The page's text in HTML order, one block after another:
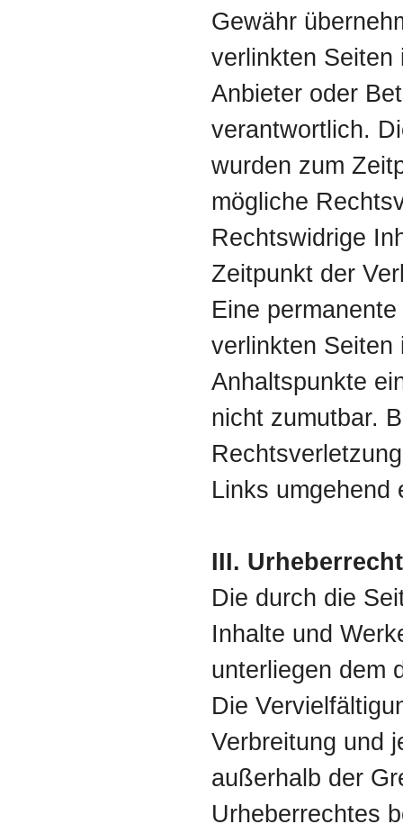
Gewähr
verlinkten
Anbieter oder
verantwortlich.
wurden zum
mögliche
Rechtswidrige
Zeitpunkt der
Eine
verlinkten Seiten
Anhaltspunkte
nicht zumutbar.
Links umgehend
III. Urheberrecht
Die durch die
Inhalte und
unterliegen dem
Die
Verbreitung und
außerhalb der
Urheberrechtes